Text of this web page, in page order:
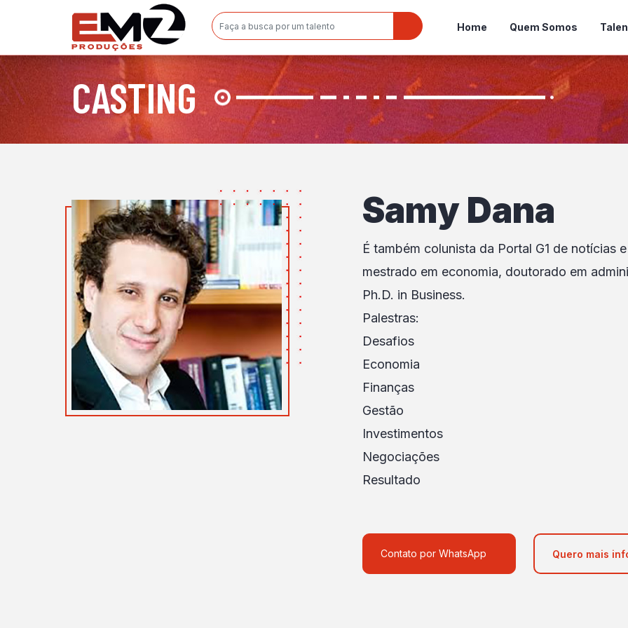
Home Quem Somos
CASTING
Samy Dana
É também colunista da Portal G1 de notícias
mestrado em economia, doutorado em
Ph.D. in Business.
Palestras:
Desafios
Economia
Finanças
Gestão
Investimentos
Negociações
Resultado
Contato por WhatsApp Quero mais